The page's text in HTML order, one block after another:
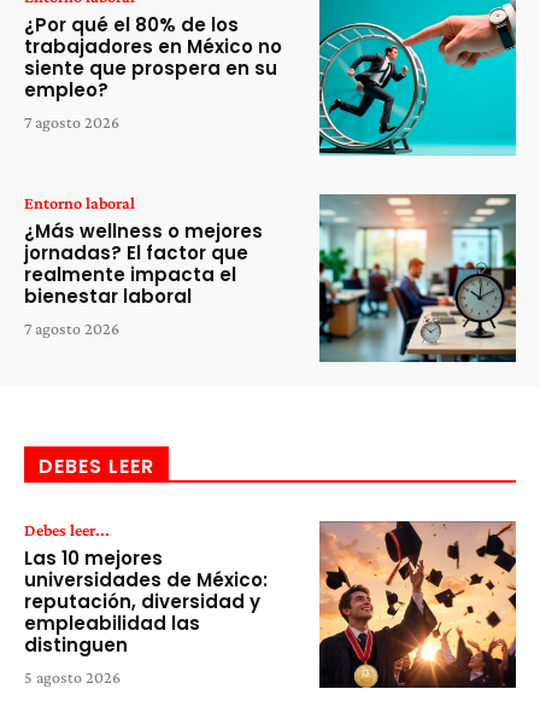
¿Por qué el 80% de los
trabajadores en México no
siente que prospera en su
empleo?
7 agosto 2026
Entorno laboral
¿Más wellness o mejores
jornadas? El factor que
realmente impacta el
bienestar laboral
7 agosto 2026
DEBES LEER
Debes leer...
Las 10 mejores
universidades de México:
reputación, diversidad y
empleabilidad las
distinguen
5 agosto 2026